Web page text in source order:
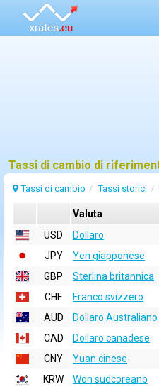
Tassi di cambio Tassi storici
Valuta
USD
Dollaro
JPY
Yen giapponese
GBP
Sterlina britannica
CHF
Franco svizzero
AUD
Dollaro Australiano
CAD
Dollaro canadese
CNY
Yuan cinese
KRW
Won sudcoreano